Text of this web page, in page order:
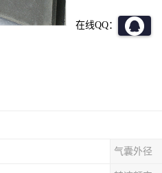
在线QQ：
气囊外径